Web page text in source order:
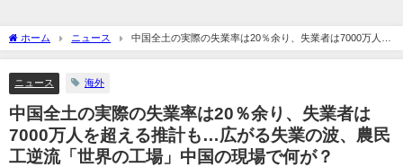
【艦これ】推し旅って結局何するイベントなの / まとめくすアン
テナ
36歳の彼女と結婚したいのに、家族が猛反対。家族から信じられ
ない言葉が飛び出した… 他 / 2chnaviヘッドライン
クーラーボックス積んで出発→途中で買い足し…50代公務員の“ド
ホーム ニュース
中国全土の実際の失業率は20％余り、失業者は7000万人を
超える推計も…広がる失業の波、農民工逆流「世界の工場」中国の現場で何が？
ニュース 海外
中国全土の実際の失業率は20％余り、失業者は
7000万人を超える推計も…広がる失業の波、農民
工逆流「世界の工場」中国の現場で何が？